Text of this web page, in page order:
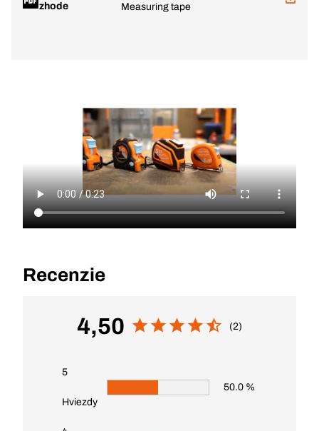
zhode Measuring tape
Recenzie
4,50 (2)
5
Hviezdy
50.0 %